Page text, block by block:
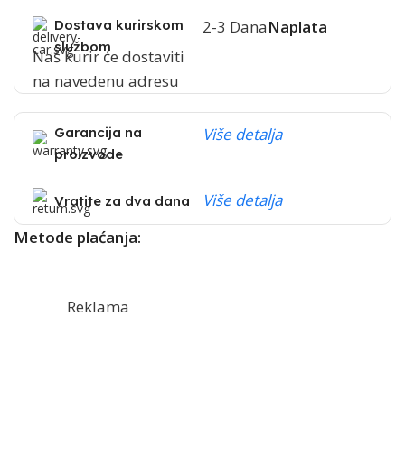
Dostava kurirskom
službom
Naš kurir će dostaviti
na navedenu adresu
2-3 DanaNaplata
Garancija na
proizvode
Više detalja
Vratite za dva dana
Više detalja
Metode plaćanja:
Reklama